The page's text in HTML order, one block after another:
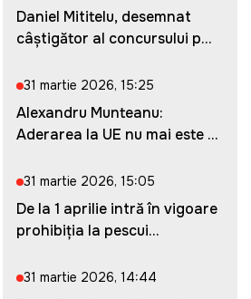
Daniel Mititelu, desemnat
câștigător al concursului p...
31 martie 2026, 15:25
Alexandru Munteanu:
Aderarea la UE nu mai este o
31 martie 2026, 15:05
De la 1 aprilie intră în vigoare
prohibiția la pescui...
31 martie 2026, 14:44